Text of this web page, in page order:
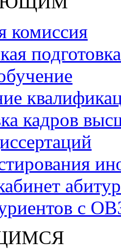
комиссия
подготовка
кадров
с